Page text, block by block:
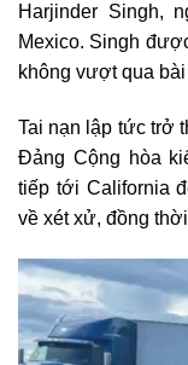
Harjinder Singh,
Mexico. Singh
không vượt qua
Tai nạn lập tức trở
Đảng Cộng hòa
tiếp tới California
về xét xử, đồng